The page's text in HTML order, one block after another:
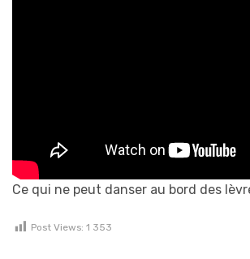
Ce qui ne peut danser au bord des
Post Views: 1 353